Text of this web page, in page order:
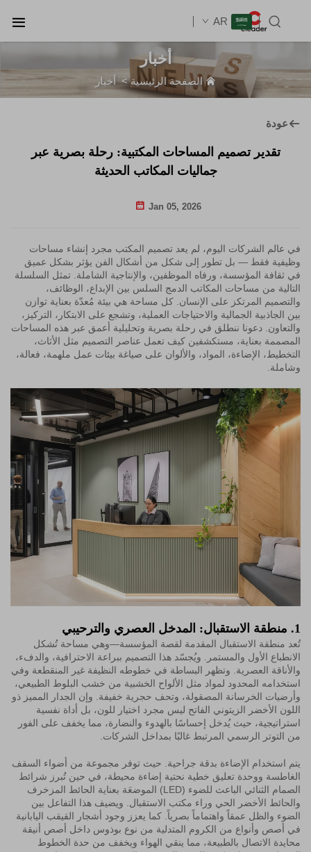
AR
أخبار
الصفحة الرئيسية>أخبار
عودة
تقدير تصميم المساحات المكتبية: رحلة بصرية عبر
جماليات المكاتب الحديثة
Jan 05, 2026
في عالم الشركات اليوم، لم يعد تصميم المكتب مجرد إنشاء مساحات
وظيفية فقط — بل تطور إلى شكل من أشكال الفن يؤثر بشكل عميق
في ثقافة المؤسسة، ورفاه الموظفين، والإنتاجية الشاملة. تمثل السلسلة
التالية من مساحات المكاتب الدمج السلس بين الإبداع، الوظائف،
والتصميم المرتكز على الإنسان. كل مساحة هي بيئة مُعدّة بعناية توازن
بين الجاذبية الجمالية والاحتياجات العملية، وتشجع على الابتكار، التركيز،
والتعاون. دعونا ننطلق في رحلة بصرية وتحليلية أعمق عبر هذه المساحات
المصممة بعناية، مستكشفين كيف تعمل عناصر التصميم مثل الأثاث،
التخطيط، الإضاءة، المواد، والألوان على صياغة بيئات عمل ملهمة، فعالة،
وشاملة.
1. منطقة الاستقبال: المدخل العصري والترحيبي
تُعد منطقة الاستقبال المقدمة لقصة المؤسسة—وهي مساحة تُشكل
الانطباع الأول والمستمر. ويُجسّد هذا التصميم ببراعة الاحترافية، والدفء،
والأناقة العصرية. وتظهر البساطة في خطوطه النظيفة غير المنقطعة وفي
استخدامه المحدود لمواد مثل الألواح الخشبية من خشب البلوط الطبيعي،
وأرضيات الخرسانة المصقولة، وتحف حجرية خفيفة. وإن الجدار المميز ذو
اللون الأخضر الزيتوني الفاتح ليس مجرد اختيار للون، بل أداة نفسية
استراتيجية، حيث يُدخل إحساسًا بالهدوء والنضارة، مما يخفف على الفور
من التوتر الرسمي المرتبط غالبًا بمداخل الشركات.
يتم استخدام الإضاءة بدقة جراحية. حيث توفر مجموعة من أضواء السقف
الغاطسة ووحدة تعليق خطية نحتية إضاءة محيطة، في حين تُبرز شرائط
الصمام الثنائي الباعث للضوء (LED) الموضعَة بعناية الحائط المزخرف
والحائط الأخضر الحي وراء مكتب الاستقبال. ويضيف هذا التفاعل بين
الضوء والظل عمقاً واهتماماً بصرياً. كما يعزز وجود أشجار القيقب اليابانية
في أصص وأنواع من الكروم المتدلية من نوع بوذوس داخل أصص أنيقة
محايدة الاتصال بالطبيعة، مما ينقي الهواء ويخفف من حدة الخطوط